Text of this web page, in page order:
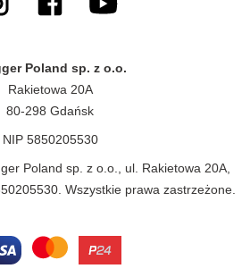
Poland sp. z o.o.
Rakietowa 20A
80-298 Gdańsk
NIP 5850205530
Poland sp. z o.o., ul. Rakietowa 20A,
Wszystkie prawa zastrzeżone.